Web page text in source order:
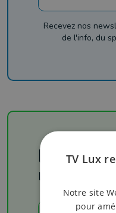
Recevez nos
de l'info, du
Football
Les résultats
TV Lux
Notre site
pour